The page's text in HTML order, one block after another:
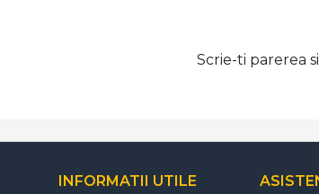
Scrie-ti parerea
INFORMATII UTILE